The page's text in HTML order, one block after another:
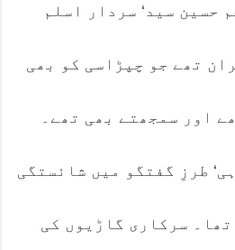
حسین سید‘ سردار اسلم
تھے جو چپڑاسی کو بھی
اور سمجھتے بھی تھے۔
طرزِ گفتگو میں شائستگی
سرکاری گاڑیوں کی